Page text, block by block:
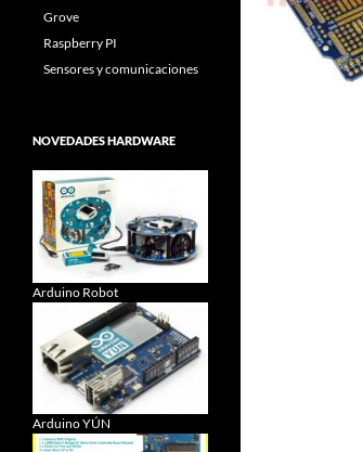
Grove
Raspberry PI
Sensores y comunicaciones
NOVEDADES HARDWARE
Arduino Robot
Arduino YÚN